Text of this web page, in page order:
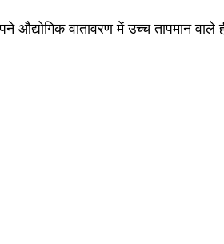
औद्योगिक वातावरण में उच्च तापमान वाले